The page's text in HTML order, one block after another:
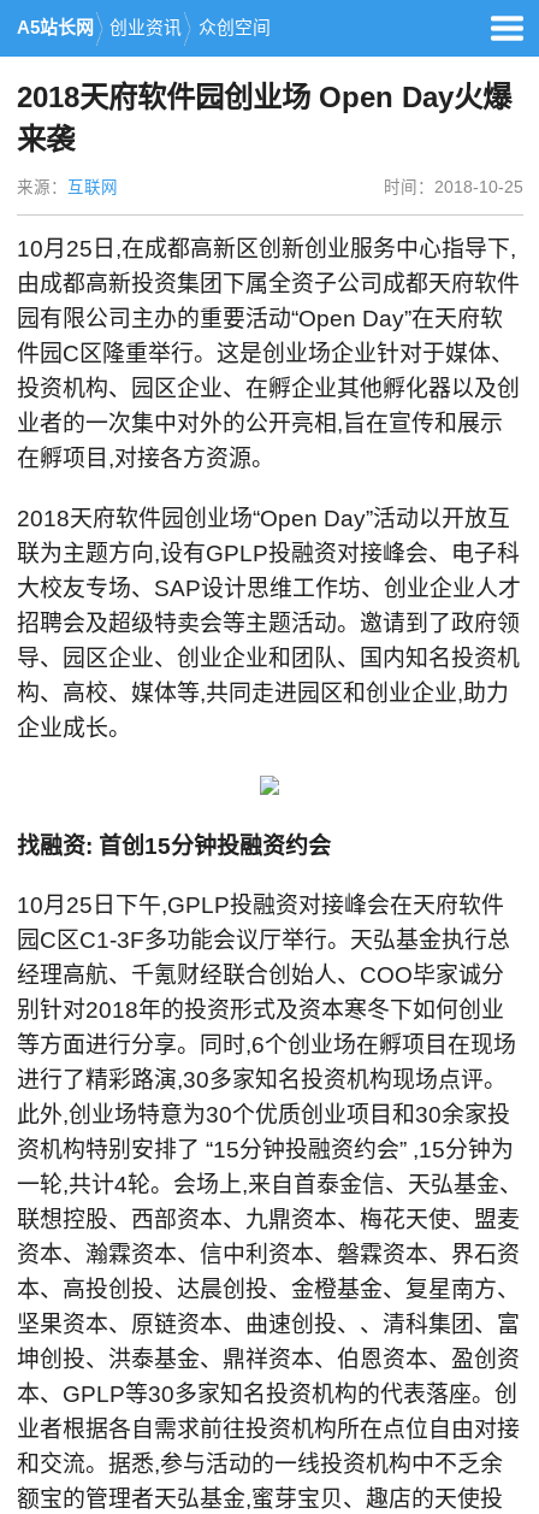
A5站长网 创业资讯 众创空间
2018天府软件园创业场 Open Day火爆
来袭
来源： 互联网 时间：2018-10-25
10月25日,在成都高新区创新创业服务中心指导下,
由成都高新投资集团下属全资子公司成都天府软件
园有限公司主办的重要活动“Open Day”在天府软
件园C区隆重举行。这是创业场企业针对于媒体、
投资机构、园区企业、在孵企业其他孵化器以及创
业者的一次集中对外的公开亮相,旨在宣传和展示
在孵项目,对接各方资源。
2018天府软件园创业场“Open Day”活动以开放互
联为主题方向,设有GPLP投融资对接峰会、电子科
大校友专场、SAP设计思维工作坊、创业企业人才
招聘会及超级特卖会等主题活动。邀请到了政府领
导、园区企业、创业企业和团队、国内知名投资机
构、高校、媒体等,共同走进园区和创业企业,助力
企业成长。
找融资: 首创15分钟投融资约会
10月25日下午,GPLP投融资对接峰会在天府软件
园C区C1-3F多功能会议厅举行。天弘基金执行总
经理高航、千氪财经联合创始人、COO毕家诚分
别针对2018年的投资形式及资本寒冬下如何创业
等方面进行分享。同时,6个创业场在孵项目在现场
进行了精彩路演,30多家知名投资机构现场点评。
此外,创业场特意为30个优质创业项目和30余家投
资机构特别安排了 “15分钟投融资约会” ,15分钟为
一轮,共计4轮。会场上,来自首泰金信、天弘基金、
联想控股、西部资本、九鼎资本、梅花天使、盟麦
资本、瀚霖资本、信中利资本、磐霖资本、界石资
本、高投创投、达晨创投、金橙基金、复星南方、
坚果资本、原链资本、曲速创投、、清科集团、富
坤创投、洪泰基金、鼎祥资本、伯恩资本、盈创资
本、GPLP等30多家知名投资机构的代表落座。创
业者根据各自需求前往投资机构所在点位自由对接
和交流。据悉,参与活动的一线投资机构中不乏余
额宝的管理者天弘基金,蜜芽宝贝、趣店的天使投